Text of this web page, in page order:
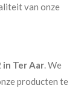
van onze
in Ter Aar. We
producten te